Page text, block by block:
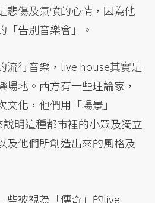
悲傷及氣憤的心情，因為他
「告別音樂會」。
流行音樂，live house其實是
場地。西方有一些理論家，
化，他們用「場景」
說明這種都市裡的小眾及獨立
及他們所創造出來的風格及
些被視為「傳奇」的live